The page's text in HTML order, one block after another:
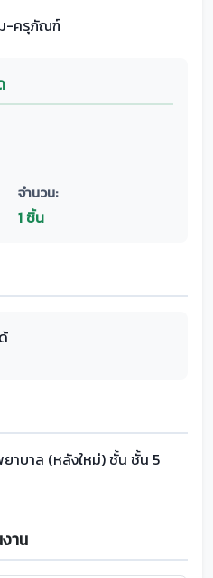
-ครุภัณฑ์
จำนวน:
1 ชิ้น
าบาล (หลังใหม่) ชั้น ชั้น 5
าน